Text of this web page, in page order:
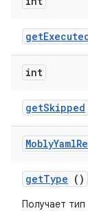
get
int
getSkipped
MoblyYaml
getType ()
Получает тип